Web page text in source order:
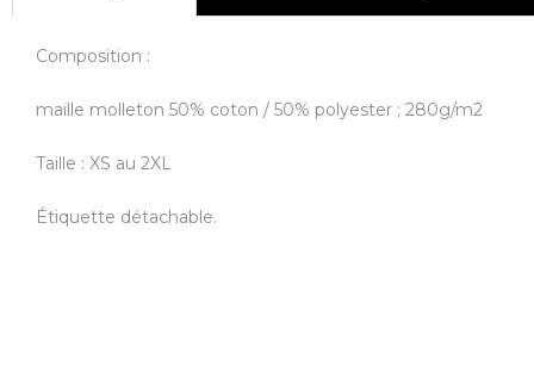
Composition :
maille molleton 50% coton / 50% polyester ; 280g/m2
Taille : XS au 2XL
Étiquette détachable.